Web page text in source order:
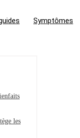
Symptômes
les